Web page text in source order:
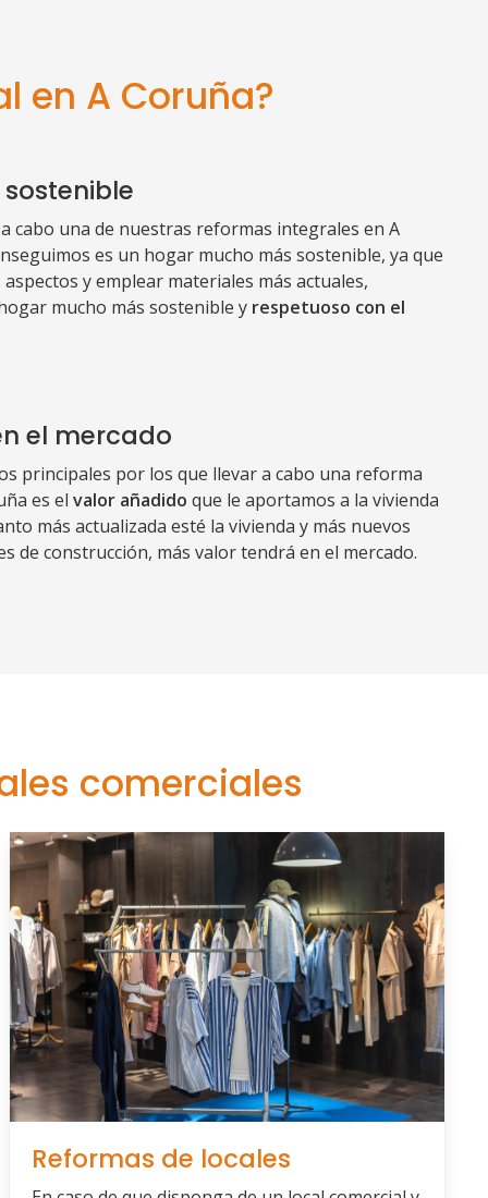
en A Coruña?
cabo una de nuestras reformas integrales en A
es un hogar mucho más sostenible, ya que
y emplear materiales más actuales,
mucho más sostenible y respetuoso con el
el mercado
principales por los que llevar a cabo una reforma
es el valor añadido que le aportamos a la vivienda
más actualizada esté la vivienda y más nuevos
de construcción, más valor tendrá en el mercado.
comerciales
Reformas de locales